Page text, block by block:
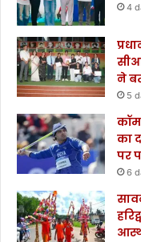
4
ने
5
का
पर
6